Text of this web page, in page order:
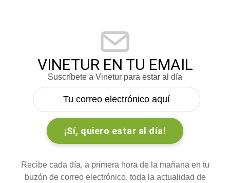
VINETUR EN TU EMAIL
Suscríbete a Vinetur para estar al día
Recibe cada día, a primera hora de la mañana en tu
buzón de correo electrónico, toda la actualidad de